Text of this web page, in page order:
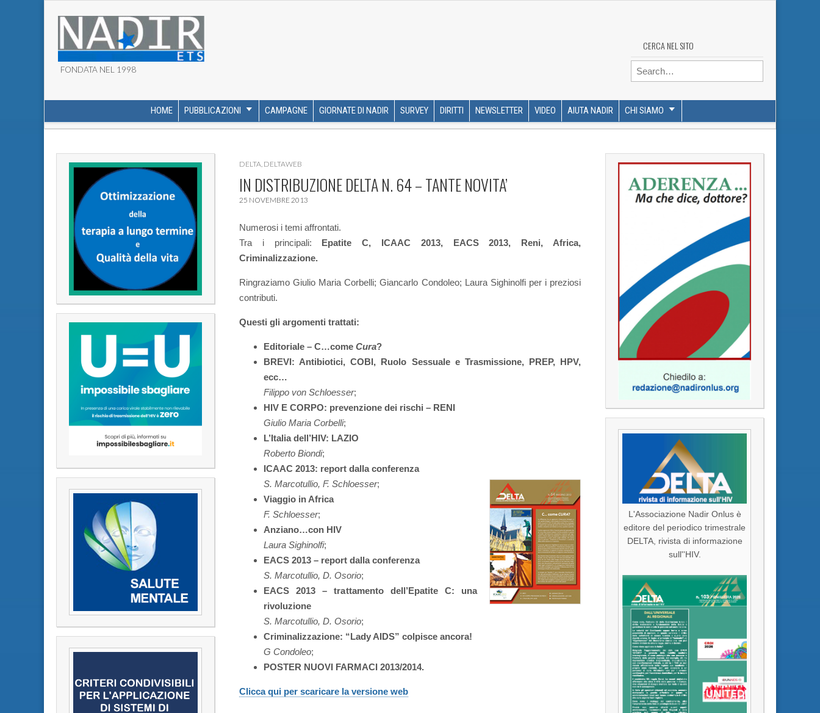
ASSOCIAZIONE NADIR ETS
FONDATA NEL 1998
CERCA NEL SITO
Search for:
MAIN MENU
SKIP TO CONTENT
HOME PUBBLICAZIONI CAMPAGNE GIORNATE DI NADIR SURVEY DIRITTI NEWSLETTER VIDEO AIUTA NADIR CHI SIAMO
SUB MENU
DELTA, DELTAWEB
IN DISTRIBUZIONE DELTA N. 64 – TANTE NOVITA’
25 NOVEMBRE 2013
Numerosi i temi affrontati.
Tra i principali: Epatite C, ICAAC 2013, EACS 2013, Reni, Africa,
Criminalizzazione.
Ringraziamo Giulio Maria Corbelli; Giancarlo Condoleo; Laura Sighinolfi per i preziosi
contributi.
Questi gli argomenti trattati:
Editoriale – C…come Cura?
BREVI: Antibiotici, COBI, Ruolo Sessuale e Trasmissione, PREP, HPV,
ecc…
Filippo von Schloesser;
HIV E CORPO: prevenzione dei rischi – RENI
Giulio Maria Corbelli;
L’Italia dell’HIV: LAZIO
Roberto Biondi;
ICAAC 2013: report dalla conferenza
S. Marcotullio, F. Schloesser;
Viaggio in Africa
F. Schloesser;
Anziano…con HIV
Laura Sighinolfi;
EACS 2013 – report dalla conferenza
S. Marcotullio, D. Osorio;
EACS 2013 – trattamento dell’Epatite C: una
rivoluzione
S. Marcotullio, D. Osorio;
Criminalizzazione: “Lady AIDS” colpisce ancora!
G Condoleo;
POSTER NUOVI FARMACI 2013/2014.
Clicca qui per scaricare la versione web
L'Associazione Nadir Onlus è
editore del periodico trimestrale
DELTA, rivista di informazione
sull''HIV.